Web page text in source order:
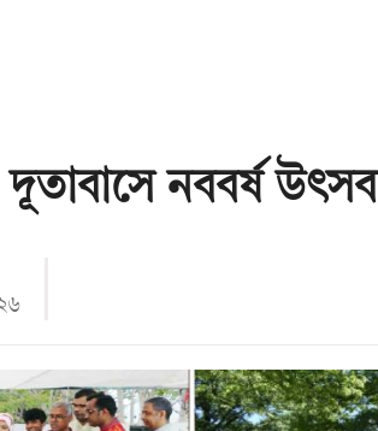
দূতাবাসে নববর্ষ উৎসব